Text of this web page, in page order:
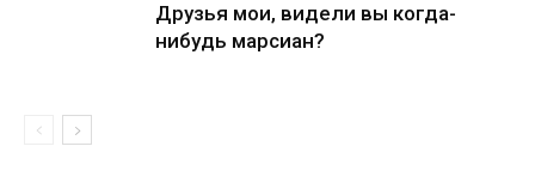
Друзья мои, видели вы когда-
нибудь марсиан?